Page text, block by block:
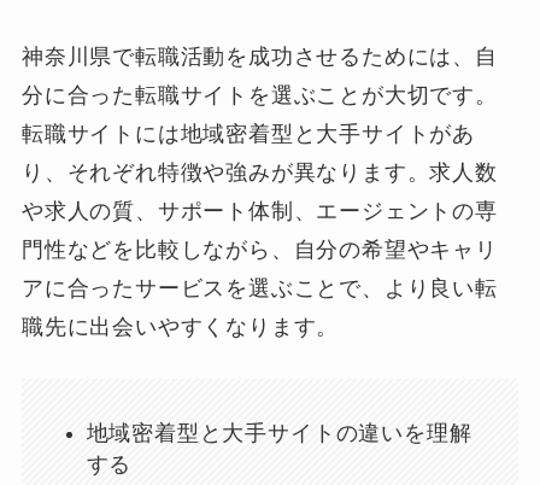
神奈川県で転職活動を成功させるためには、自
分に合った転職サイトを選ぶことが大切です。
転職サイトには地域密着型と大手サイトがあ
り、それぞれ特徴や強みが異なります。求人数
や求人の質、サポート体制、エージェントの専
門性などを比較しながら、自分の希望やキャリ
アに合ったサービスを選ぶことで、より良い転
職先に出会いやすくなります。
地域密着型と大手サイトの違いを理解
する